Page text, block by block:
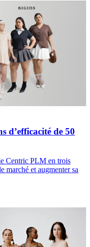
d’efficacité de 50
Centric PLM en trois
marché et augmenter sa